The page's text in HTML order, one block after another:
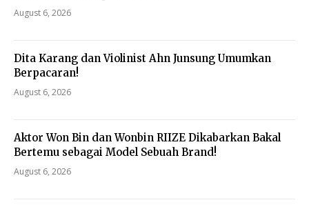
August 6, 2026
Dita Karang dan Violinist Ahn Junsung Umumkan
Berpacaran!
August 6, 2026
Aktor Won Bin dan Wonbin RIIZE Dikabarkan Bakal
Bertemu sebagai Model Sebuah Brand!
August 6, 2026